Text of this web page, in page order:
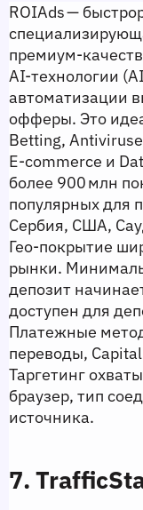
ROIAds —
AI‑технологии
автоматизации
офферы. Это
Betting,
E‑commerce и
более 900 млн
популярных для
Сербия, США,
Гео‑покрытие
рынки.
депозит
доступен для
Платежные
переводы,
Таргетинг
браузер, тип
источника.
7.